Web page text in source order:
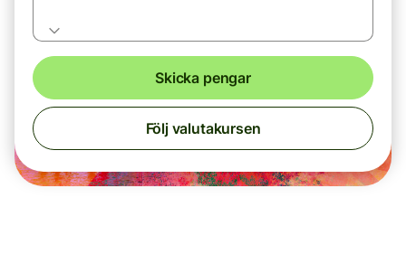
Skicka pengar
Följ valutakursen